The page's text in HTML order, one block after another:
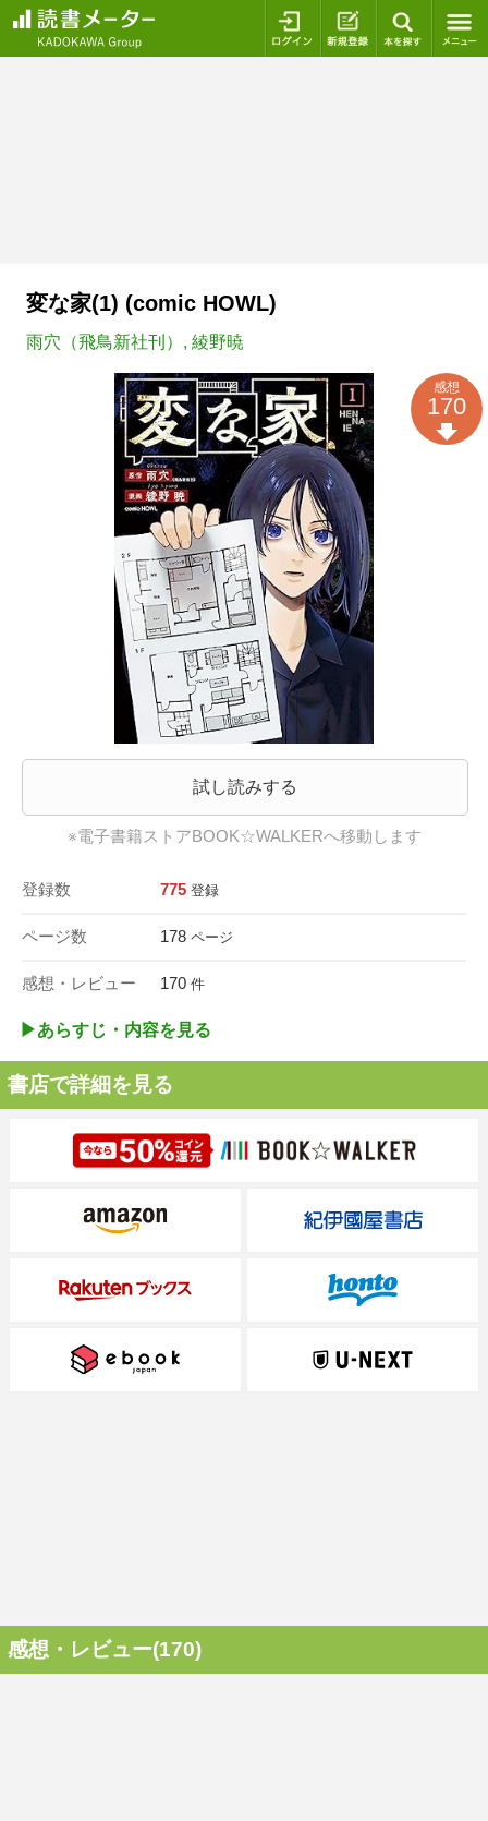
ログイン 新規登録
変な家(1) (comic HOWL)
雨穴（飛鳥新社刊） , 綾野暁
試し読みする
※電子書籍ストアBOOK☆WALKERへ移動します
登録数 775 登録
ページ数 178 ページ
感想・レビュー 170 件
感想
170
▶︎あらすじ・内容を見る
書店で詳細を見る
感想・レビュー(170)